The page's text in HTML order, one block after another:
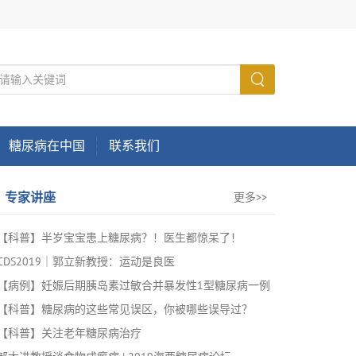
糖尿病在中国 联系我们
专家讲座 更多>>
【科普】半岁宝宝患上糖尿病？！医生都惊呆了！
｜郭立新教授：运动是良医
【病例】妊娠后期胰岛素过敏合并暴发性1型糖尿病一例
【科普】糖尿病的这些常见误区，你被哪些误导过？
【科普】关注老年糖尿病治疗